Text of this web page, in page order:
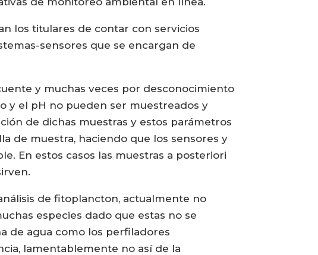
los titulares de contar con servicios
sensores que se encargan de
y muchas veces por desconocimiento
y el pH no pueden ser muestreados y
de dichas muestras y estos parámetros
de muestra, haciendo que los sensores y
En estos casos las muestras a posteriori
de fitoplancton, actualmente no
especies dado que estas no se
de agua como los perfiladores
lamentablemente no así de la